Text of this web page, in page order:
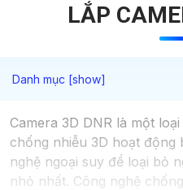
LẮP
Camera 3D DNR là một
chống nhiễu 3D hoạt động
nghệ ngoại suy để loại bỏ
nhỏ nhất. Công nghệ